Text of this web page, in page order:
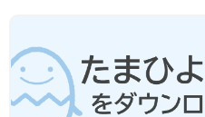
(文・水川ちさ)
●記事内容でご紹介している投
があります。あらかじめご了承